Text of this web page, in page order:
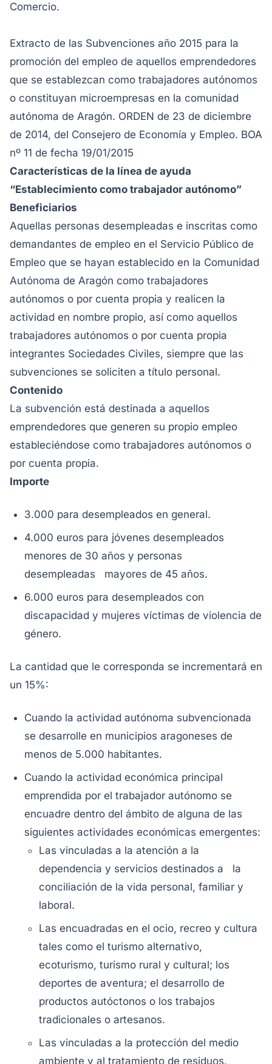
Comercio.
Extracto de las Subvenciones año 2015 para la
promoción del empleo de aquellos emprendedores
que se establezcan como trabajadores autónomos
o constituyan microempresas en la comunidad
autónoma de Aragón. ORDEN de 23 de diciembre
de 2014, del Consejero de Economía y Empleo. BOA
nº 11 de fecha 19/01/2015
Características de la línea de ayuda
“Establecimiento como trabajador autónomo”
Beneficiarios
Aquellas personas desempleadas e inscritas como
demandantes de empleo en el Servicio Público de
Empleo que se hayan establecido en la Comunidad
Autónoma de Aragón como trabajadores
autónomos o por cuenta propia y realicen la
actividad en nombre propio, así como aquellos
trabajadores autónomos o por cuenta propia
integrantes Sociedades Civiles, siempre que las
subvenciones se soliciten a título personal.
Contenido
La subvención está destinada a aquellos
emprendedores que generen su propio empleo
estableciéndose como trabajadores autónomos o
por cuenta propia.
Importe
3.000 para desempleados en general.
4.000 euros para jóvenes desempleados
menores de 30 años y personas
desempleadas mayores de 45 años.
6.000 euros para desempleados con
discapacidad y mujeres víctimas de violencia de
género.
La cantidad que le corresponda se incrementará en
un 15%:
Cuando la actividad autónoma subvencionada
se desarrolle en municipios aragoneses de
menos de 5.000 habitantes.
Cuando la actividad económica principal
emprendida por el trabajador autónomo se
encuadre dentro del ámbito de alguna de las
siguientes actividades económicas emergentes:
Las vinculadas a la atención a la
dependencia y servicios destinados a la
conciliación de la vida personal, familiar y
laboral.
Las encuadradas en el ocio, recreo y cultura
tales como el turismo alternativo,
ecoturismo, turismo rural y cultural; los
deportes de aventura; el desarrollo de
productos autóctonos o los trabajos
tradicionales o artesanos.
Las vinculadas a la protección del medio
ambiente y al tratamiento de residuos.